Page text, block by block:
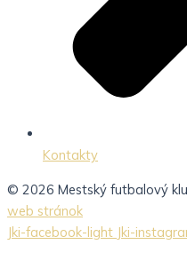
Kontakty
© 2026 Mestský futbalový
web stránok
Jki-facebook-light Jki-